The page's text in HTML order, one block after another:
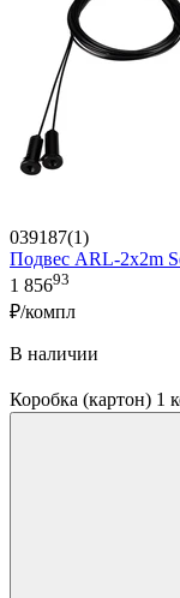
039187(1)
Подвес ARL-2x2m
1 85693
₽/компл
В наличии
Коробка (картон) 1